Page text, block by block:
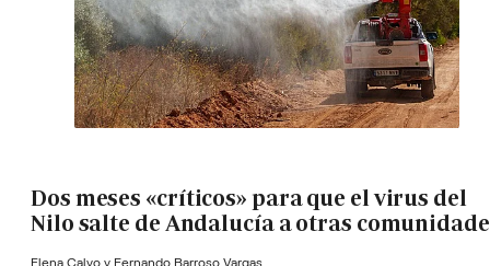
Dos meses «críticos» para que el virus del
Nilo salte de Andalucía a otras
Elena Calvo y Fernando Barroso Vargas